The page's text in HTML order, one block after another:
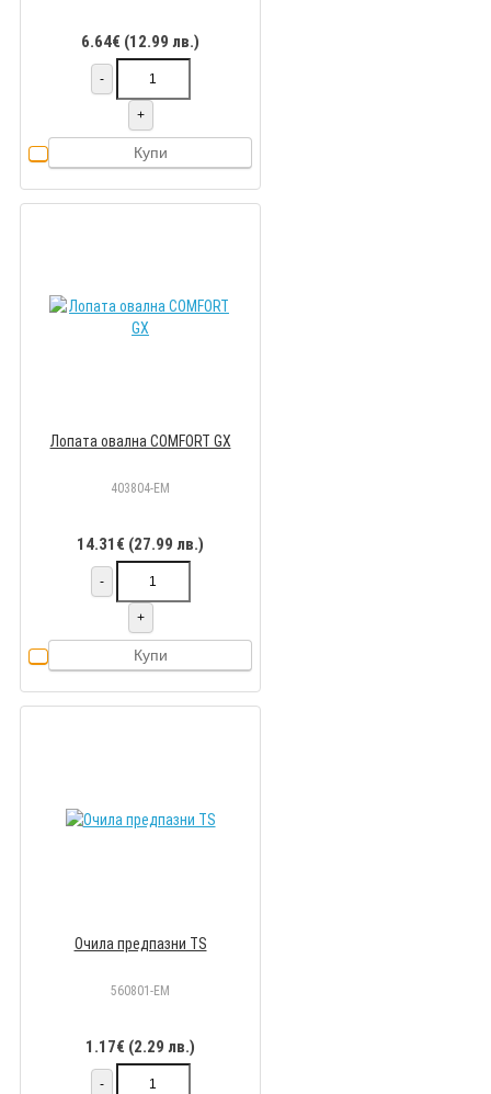
6.64€ (12.99 лв.)
-
+
Купи
Лопата овална COMFORT GX
403804-EM
14.31€ (27.99 лв.)
-
+
Купи
Очила предпазни TS
560801-EM
1.17€ (2.29 лв.)
-